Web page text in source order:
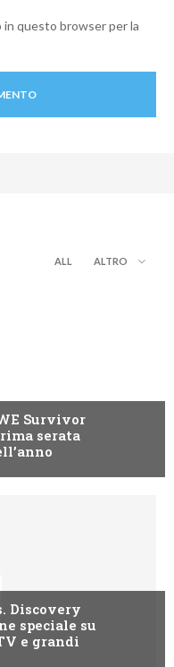
in questo browser per la
ALL ALTRO
Survivor
serata
Discovery
speciale su
e grandi